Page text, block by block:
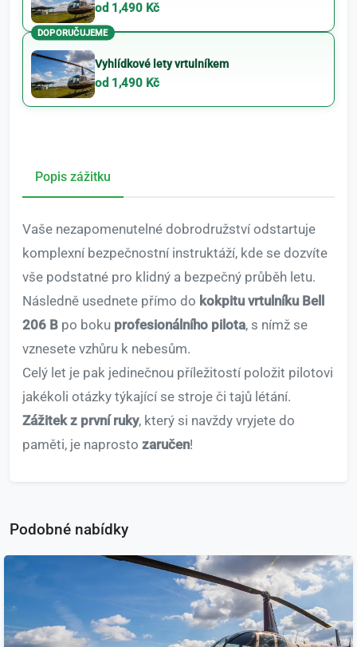
od 1,490 Kč
DOPORUČUJEME
Vyhlídkové lety vrtulníkem
od 1,490 Kč
Popis zážitku
Vaše nezapomenutelné dobrodružství odstartuje
komplexní bezpečnostní instruktáží, kde se dozvíte
vše podstatné pro klidný a bezpečný průběh letu.
Následně usednete přímo do kokpitu vrtulníku Bell
206 B po boku profesionálního pilota, s nímž se
vznesete vzhůru k nebesům.
Celý let je pak jedinečnou příležitostí položit pilotovi
jakékoli otázky týkající se stroje či tajů létání.
Zážitek z první ruky, který si navždy vryjete do
paměti, je naprosto zaručen!
Podobné nabídky